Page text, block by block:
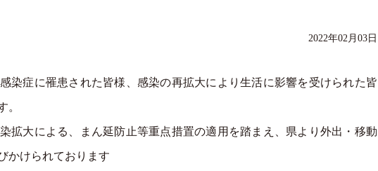
2022年02月03日
染症に罹患された皆様、感染の再拡大により生活に影響を受けられた皆
。
拡大による、まん延防止等重点措置の適用を踏まえ、県より外出・移動
かけられております